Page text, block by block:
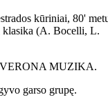
kūriniai, 80'
klasika (A. Bocelli, L.
VERONA MUZIKA.
garso grupę.